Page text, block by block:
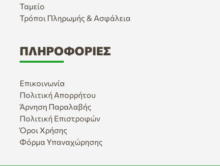
Ταμείο
Τρόποι Πληρωμής & Ασφάλεια
ΠΛΗΡΟΦΟΡΊΕΣ
Επικοινωνία
Πολιτική Απορρήτου
Άρνηση Παραλαβής
Πολιτική Επιστροφών
Όροι Χρήσης
Φόρμα Υπαναχώρησης